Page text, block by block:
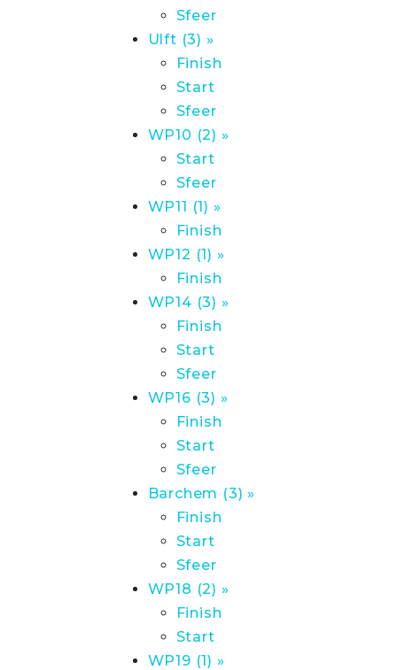
Sfeer
Ulft (3) »
Finish
Start
Sfeer
WP10 (2) »
Start
Sfeer
WP11 (1) »
Finish
WP12 (1) »
Finish
WP14 (3) »
Finish
Start
Sfeer
WP16 (3) »
Finish
Start
Sfeer
Barchem (3) »
Finish
Start
Sfeer
WP18 (2) »
Finish
Start
WP19 (1) »